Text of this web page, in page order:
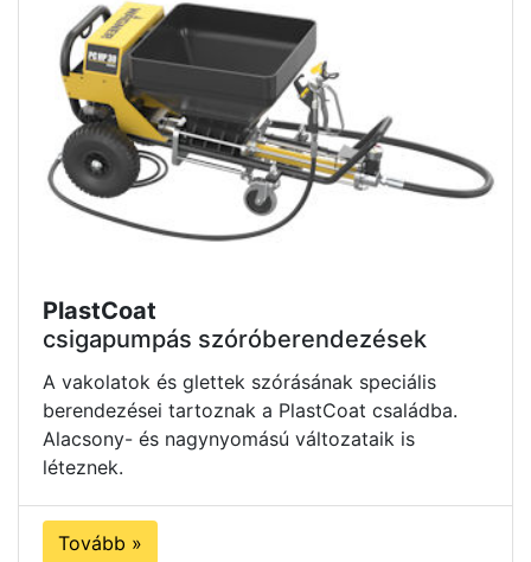
PlastCoat
csigapumpás szóróberendezések
A vakolatok és glettek szórásának speciális
berendezései tartoznak a PlastCoat családba.
Alacsony- és nagynyomású változataik is
léteznek.
Tovább »